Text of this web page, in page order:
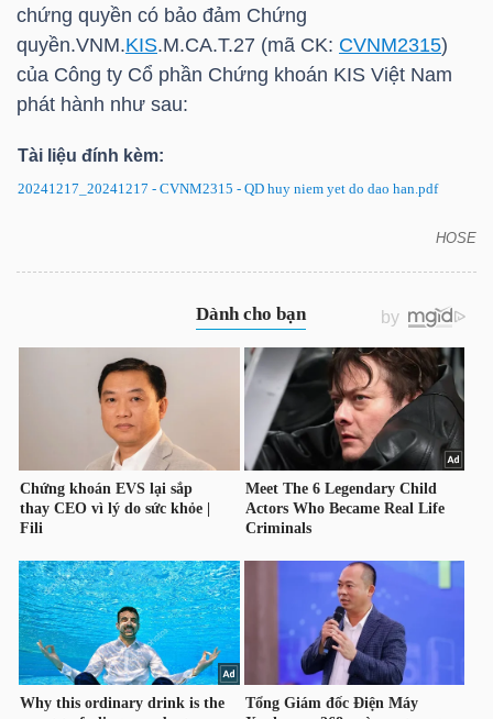
chứng quyền có bảo đảm Chứng
quyền.VNM.KIS.M.CA.T.27 (mã CK: CVNM2315)
của Công ty Cổ phần Chứng khoán KIS Việt Nam
phát hành như sau:
Tài liệu đính kèm:
20241217_20241217 - CVNM2315 - QD huy niem yet do dao han.pdf
HOSE
BẤT
ĐỘNG
SẢN
KINH
TẾ
THẾ
GIỚI